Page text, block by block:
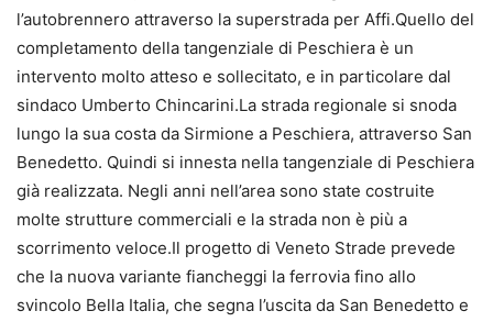
l’autobrennero attraverso la superstrada per Affi.Quello del
completamento della tangenziale di Peschiera è un
intervento molto atteso e sollecitato, e in particolare dal
sindaco Umberto Chincarini.La strada regionale si snoda
lungo la sua costa da Sirmione a Peschiera, attraverso San
Benedetto. Quindi si innesta nella tangenziale di Peschiera
già realizzata. Negli anni nell’area sono state costruite
molte strutture commerciali e la strada non è più a
scorrimento veloce.Il progetto di Veneto Strade prevede
che la nuova variante fiancheggi la ferrovia fino allo
svincolo Bella Italia, che segna l’uscita da San Benedetto e